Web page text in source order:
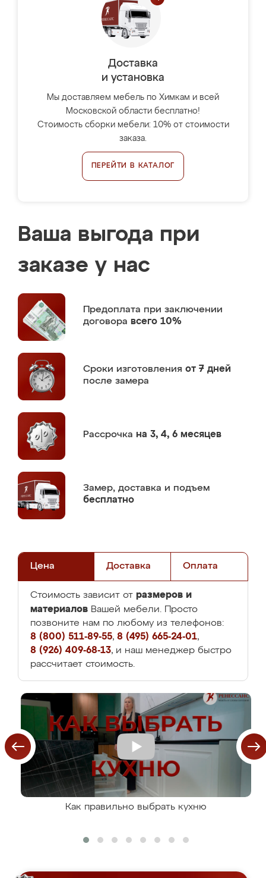
Доставка
и установка
Мы доставляем мебель по Химкам и всей
Московской области бесплатно!
Стоимость сборки мебели: 10% от стоимости
заказа.
ПЕРЕЙТИ В КАТАЛОГ
Ваша выгода при
заказе у нас
Предоплата при заключении
договора всего 10%
Сроки изготовления от 7 дней
после замера
Рассрочка на 3, 4, 6 месяцев
Замер, доставка и подъем
бесплатно
Цена Доставка Оплата
Стоимость зависит от размеров и
материалов Вашей мебели. Просто
позвоните нам по любому из телефонов:
8 (800) 511-89-55, 8 (495) 665-24-01,
8 (926) 409-68-13, и наш менеджер быстро
рассчитает стоимость.
Как правильно выбрать кухню